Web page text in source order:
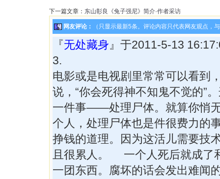
下一篇文章： 东山彰良《兔子强尼》简介·作者采访
网友评论： （只显示最新5条。评论内容只代表网友观点，
『无处藏身 』于2011-5-13
3.
电影或是电视剧里常常可以看到
说，“你会死得神不知鬼不觉的”
一件事——处理尸体。就算你悄
个人，处理尸体也是件很费力的
挣钱的道理。因为这活儿需要技
且很累人。 一个人死后就成了
一团东西。腐坏的话会发出难闻